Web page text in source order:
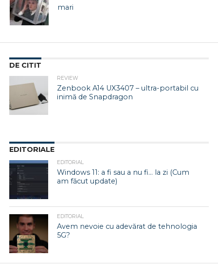
mari
DE CITIT
REVIEW
Zenbook A14 UX3407 – ultra-portabil cu
inimă de Snapdragon
EDITORIALE
EDITORIAL
Windows 11: a fi sau a nu fi… la zi (Cum
am făcut update)
EDITORIAL
Avem nevoie cu adevărat de tehnologia
5G?